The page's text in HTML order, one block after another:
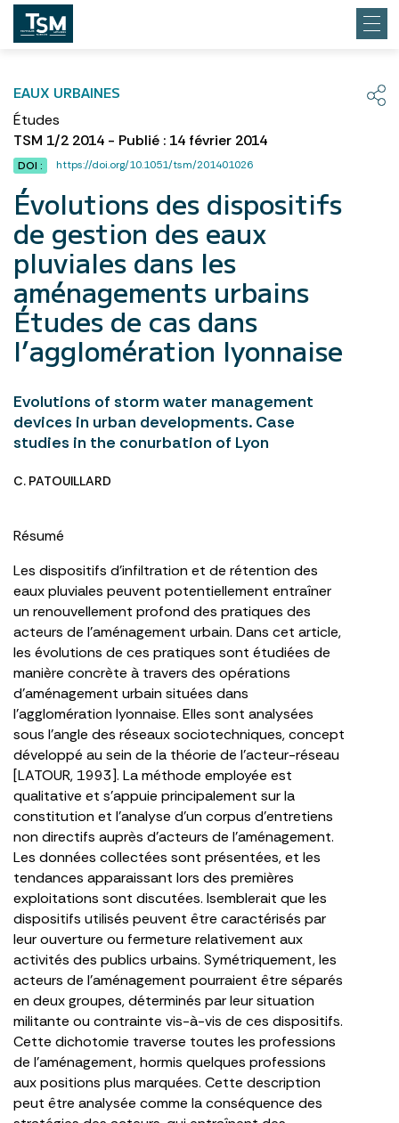
EAUX URBAINES
Études
TSM 1/2 2014 - Publié : 14 février 2014
DOI : https://doi.org/10.1051/tsm/201401026
Évolutions des dispositifs
de gestion des eaux
pluviales dans les
aménagements urbains
Études de cas dans
l’agglomération lyonnaise
Evolutions of storm water management
devices in urban developments. Case
studies in the conurbation of Lyon
C. PATOUILLARD
Résumé
Les dispositifs d’infiltration et de rétention des
eaux pluviales peuvent potentiellement entraîner
un renouvellement profond des pratiques des
acteurs de l’aménagement urbain. Dans cet article,
les évolutions de ces pratiques sont étudiées de
manière concrète à travers des opérations
d’aménagement urbain situées dans
l’agglomération lyonnaise. Elles sont analysées
sous l’angle des réseaux sociotechniques, concept
développé au sein de la théorie de l’acteur-réseau
[LATOUR, 1993]. La méthode employée est
qualitative et s’appuie principalement sur la
constitution et l’analyse d’un corpus d’entretiens
non directifs auprès d’acteurs de l’aménagement.
Les données collectées sont présentées, et les
tendances apparaissant lors des premières
exploitations sont discutées. lsemblerait que les
dispositifs utilisés peuvent être caractérisés par
leur ouverture ou fermeture relativement aux
activités des publics urbains. Symétriquement, les
acteurs de l’aménagement pourraient être séparés
en deux groupes, déterminés par leur situation
militante ou contrainte vis-à-vis de ces dispositifs.
Cette dichotomie traverse toutes les professions
de l’aménagement, hormis quelques professions
aux positions plus marquées. Cette description
peut être analysée comme la conséquence des